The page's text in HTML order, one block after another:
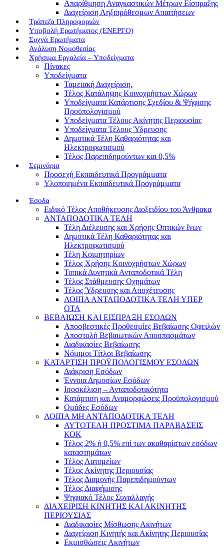
Απαρίθμηση Αναγκαστικών Μέτρων Είσπραξης
Διαχείριση Ληξιπρόθεσμων Απαιτήσεων
Τράπεζα Πληροφοριών
Υποβολή Ερωτήματος (ΕΝΕΡΓΟ)
Συχνά Ερωτήματα
Ανάλυση Νομοθεσίας
Χρήσιμα Εργαλεία – Υποδείγματα
Πίνακες
Υποδείγματα
Ταμειακή Διαχείριση.
Τέλος Κατάληψης Κοινοχρήστων Χώρων
Υποδείγματα Κατάρτισης Σχεδίου & Ψήφισης
Προϋπολογισμού
Υποδείγματα Τέλους Ακίνητης Περιουσίας
Υποδείγματα Τέλους Ύδρευσης
Δημοτικά Τέλη Καθαριότητας και
Ηλεκτροφωτισμού
Τέλος Παρεπιδημούντων και 0,5%
Σεμινάρια
Προσεχή Εκπαιδευτικά Προγράμματα
Υλοποιημένα Εκπαιδευτικά Προγράμματα
Έσοδα
Ειδικό Τέλος Αποθήκευσης Διοξειδίου του Άνθρακα
ΑΝΤΑΠΟΔΟΤΙΚΑ ΤΕΛΗ
Τέλη Διέλευσης και Χρήσης Οπτικών Ινων
Δημοτικά Τέλη Καθαριότητας και
Ηλεκτροφωτισμού
Τέλη Κοιμητηρίων
Τέλος Χρήσης Κοινοχρήστων Χώρων
Τοπικά Δυνητικά Ανταποδοτικά Τέλη
Τέλος Στάθμευσης Οχημάτων
Τέλος Ύδρευσης και Αποχέτευσης
ΛΟΙΠΑ ΑΝΤΑΠΟΔΟΤΙΚΑ ΤΕΛΗ ΥΠΕΡ
ΟΤΑ
ΒΕΒΑΙΩΣΗ ΚΑΙ ΕΙΣΠΡΑΞΗ ΕΣΟΔΩΝ
Αποσβεστικές Προθεσμίες Βεβαίωσης Οφειλών
Αποστολή Βεβαιωτικών Αποσπασμάτων
Διαδικασίες Βεβαίωσης
Νόμιμοι Τίτλοι Βεβαίωσης
ΚΑΤΑΡΤΙΣΗ ΠΡΟΫΠΟΛΟΓΙΣΜΟΥ ΕΣΟΔΩΝ
Διάκριση Εσόδων
Έννοια Δημοσίων Εσόδων
Ισοσκέλιση – Ανταποδοτικότητα
Κατάρτιση και Αναμορφώσεις Προϋπολογισμού
Ομάδες Εσόδων
ΛΟΙΠΑ ΜΗ ΑΝΤΑΠΟΔΟΤΙΚΑ ΤΕΛΗ
ΑΥΤΟΤΕΛΗ ΠΡΟΣΤΙΜΑ ΠΑΡΑΒΑΣΕΙΣ
ΚΟΚ
Τέλος 2% ή 0,5% επί των ακαθαρίστων εσόδων
καταστημάτων
Τέλος Λατομείων
Τέλος Ακίνητης Περιουσίας
Τέλος Διαμονής Παρεπιδημούντων
Τέλος Διαφήμισης
Ψηφιακό Τέλος Συναλλαγής
ΔΙΑΧΕΙΡΙΣΗ ΚΙΝΗΤΗΣ ΚΑΙ ΑΚΙΝΗΤΗΣ
ΠΕΡΙΟΥΣΙΑΣ
Διαδικασίες Μίσθωσης Ακινήτων
Διαχείριση Κινητής και Ακίνητης Περιουσίας
Εκμισθώσεις Ακινήτων